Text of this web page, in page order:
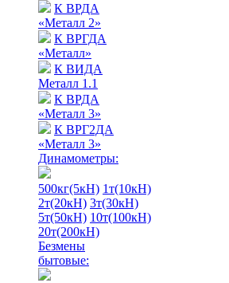
К ВРДА
«Металл 2»
К ВРГДА
«Металл»
К ВИДА
Металл 1.1
К ВРДА
«Металл 3»
К ВРГ2ДА
«Металл 3»
Динамометры:
500кг(5кН) 1т(10кН)
2т(20кН) 3т(30кН)
5т(50кН) 10т(100кН)
20т(200кН)
Безмены
бытовые: